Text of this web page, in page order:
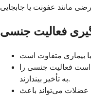
فعالیت جنسی
فعالیت جنسی را
به تأخیر بیندازند.
عضلات می‌تواند باعث